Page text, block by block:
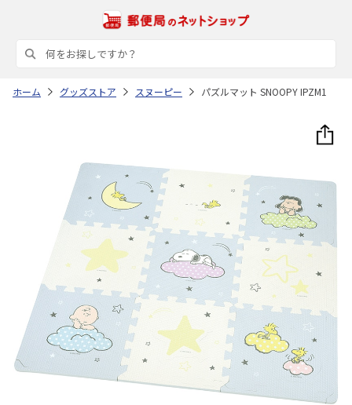
ホーム グッズストア スヌーピー パズルマット SNOOPY IPZM1